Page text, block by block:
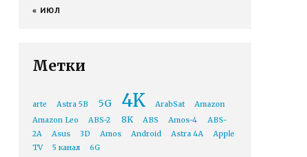
« ИЮЛ
Метки
arte Astra 5B 5G 4K ArabSat
Amazon
Amazon Leo
ABS-2 8K ABS Amos-4
ABS-
2A
Asus 3D Amos Android Astra 4A
Apple
TV
5 канал 6G